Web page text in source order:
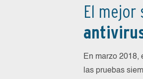
El mejor
En marzo 2018,
las pruebas